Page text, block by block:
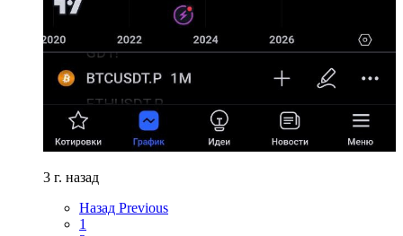
3 г. назад
Назад Previous
1